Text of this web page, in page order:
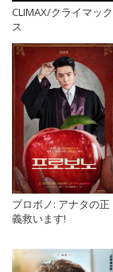
CLIMAX/クライマック
ス
プロボノ: アナタの正
義救います!